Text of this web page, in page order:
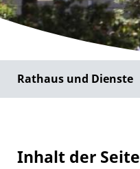
Rathaus und Dienste
Inhalt der Seite